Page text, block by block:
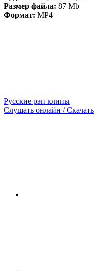
Размер файла: 87 Mb
Формат: MP4
Русские рэп клипы
Слушать онлайн / Скачать